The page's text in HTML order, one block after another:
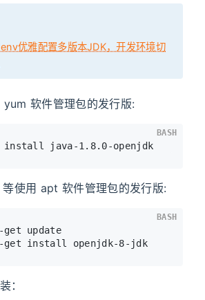
优雅配置多版本JDK，开发环境切
软件管理包的发行版:
install java-1.8.0-openjdk
BASH
使用 apt 软件管理包的发行版:
get update
get install openjdk-8-jdk
BASH
：